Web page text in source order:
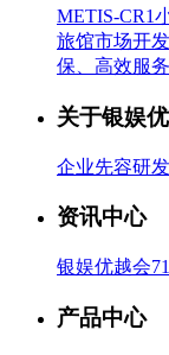
METIS-CR1
旅馆市场开发
保、高效服
关于银娱
企业先容研
资讯中心
银娱优越会
产品中心